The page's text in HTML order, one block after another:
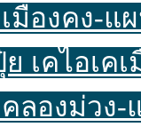
มืองคง-แ
ย เคไอเ
คลองม่วง